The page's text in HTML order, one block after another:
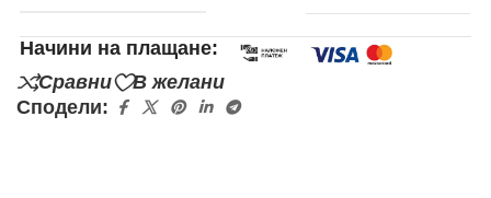
Начини на плащане:
Сравни
В желани
Сподели: